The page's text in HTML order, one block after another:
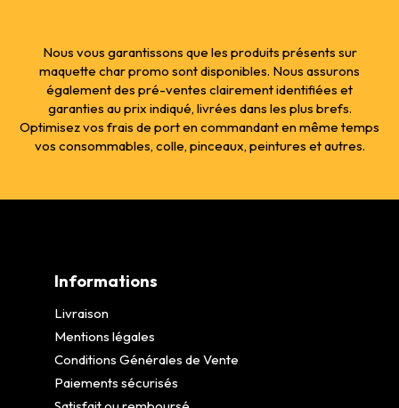
Nous vous garantissons que les produits présents sur
maquette char promo sont disponibles. Nous assurons
également des pré-ventes clairement identifiées et
garanties au prix indiqué, livrées dans les plus brefs.
Optimisez vos frais de port en commandant en même temps
vos consommables, colle, pinceaux, peintures et autres.
Informations
Livraison
Mentions légales
Conditions Générales de Vente
Paiements sécurisés